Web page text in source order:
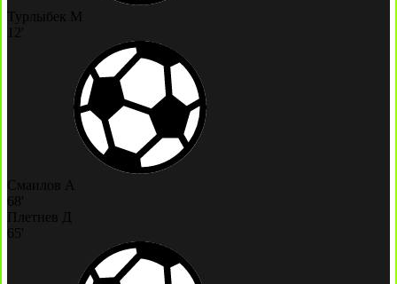
Турлыбек М
12'
Смаилов А
68'
Плетнев Д
65'